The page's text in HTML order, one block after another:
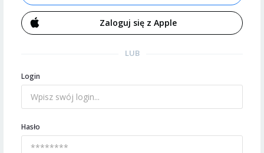
Zaloguj się z Apple
LUB
Login
Hasło